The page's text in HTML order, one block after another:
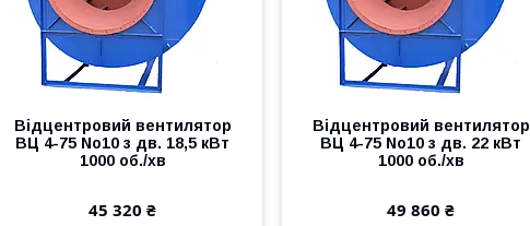
Відцентровий вентилятор
ВЦ 4-75 No10 з дв. 18,5 кВт
1000 об./хв
45 320 ₴
Відцентровий вентилятор
ВЦ 4-75 No10 з дв. 22 кВт
1000 об./хв
49 860 ₴